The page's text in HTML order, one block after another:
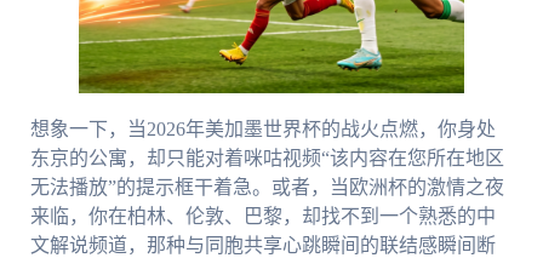
想象一下，当2026年美加墨世界杯的战火点燃，你身处
东京的公寓，却只能对着咪咕视频“该内容在您所在地区
无法播放”的提示框干着急。或者，当欧洲杯的激情之夜
来临，你在柏林、伦敦、巴黎，却找不到一个熟悉的中
文解说频道，那种与同胞共享心跳瞬间的联结感瞬间断